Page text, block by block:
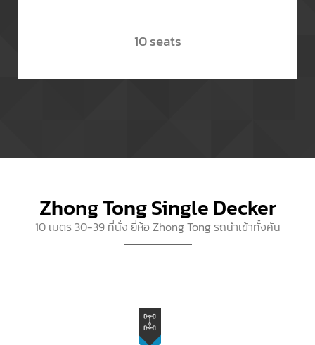
10 seats
Zhong Tong Single Decker
10 เมตร 30-39 ที่นั่ง ยี่ห้อ Zhong Tong รถนำเข้าทั้งคัน